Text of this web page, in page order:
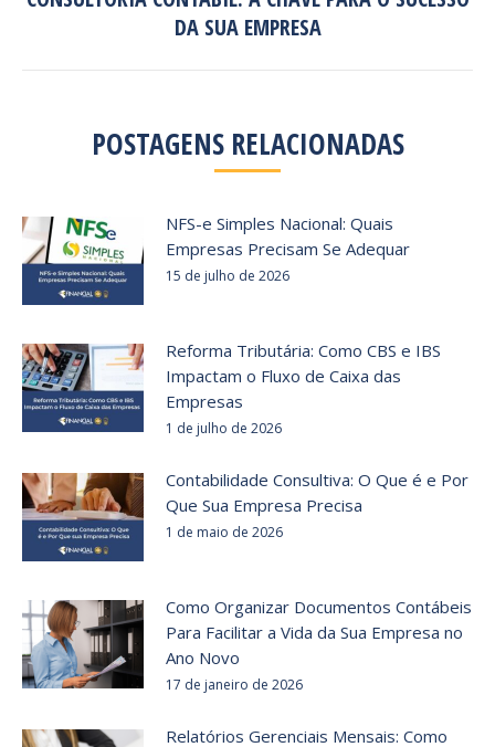
Próximo
post:
DA SUA EMPRESA
POSTAGENS RELACIONADAS
NFS-e Simples Nacional: Quais
Empresas Precisam Se Adequar
15 de julho de 2026
Reforma Tributária: Como CBS e IBS
Impactam o Fluxo de Caixa das
Empresas
1 de julho de 2026
Contabilidade Consultiva: O Que é e Por
Que Sua Empresa Precisa
1 de maio de 2026
Como Organizar Documentos Contábeis
Para Facilitar a Vida da Sua Empresa no
Ano Novo
17 de janeiro de 2026
Relatórios Gerenciais Mensais: Como